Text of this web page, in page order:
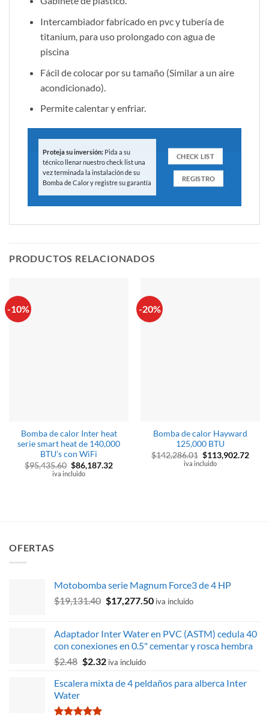
Intercambiador fabricado en pvc y tubería de
titanium, para uso prolongado con agua de
piscina
Fácil de colocar por su tamaño (Similar a un aire
acondicionado).
Permite calentar y enfriar.
Proteja su inversión: Pida a su
técnico llenar nuestro check list una
vez terminada la instalación de su
Bomba de Calor y registre su garantía
CHECK LIST
REGISTRO
PRODUCTOS RELACIONADOS
-10%
Bomba de calor Inter heat
serie smart heat de 140,000
BTU’s con WiFi
$95,435.60 El
precio
$86,187.32El
iva incluido
-20%
Bomba de calor Hayward
125,000 BTU
$142,286.01 El
precio
$113,902.72El
iva incluido
OFERTAS
Motobomba serie Magnum Force3 de 4 HP
$19,131.40 El
era:
$19,131.40.
$17,277.50El
es:
$17,277.50.
iva incluido
Adaptador Inter Water en PVC (ASTM) cedula 40
con conexiones en 0.5" cementar y rosca hembra
$2.48 El
original
$2.48.
$2.32El
actual
iva incluido
Escalera mixta de 4 peldaños para alberca Inter
Water